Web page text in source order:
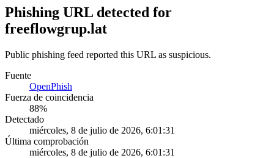
Phishing URL detected for
freeflowgrup.lat
Public phishing feed reported this URL as suspicious.
Fuente
OpenPhish
Fuerza de coincidencia
88%
Detectado
miércoles, 8 de julio de 2026, 6:01:31
Última comprobación
miércoles, 8 de julio de 2026, 6:01:31